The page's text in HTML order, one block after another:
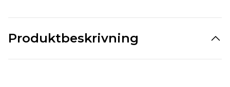
Produktbeskrivning